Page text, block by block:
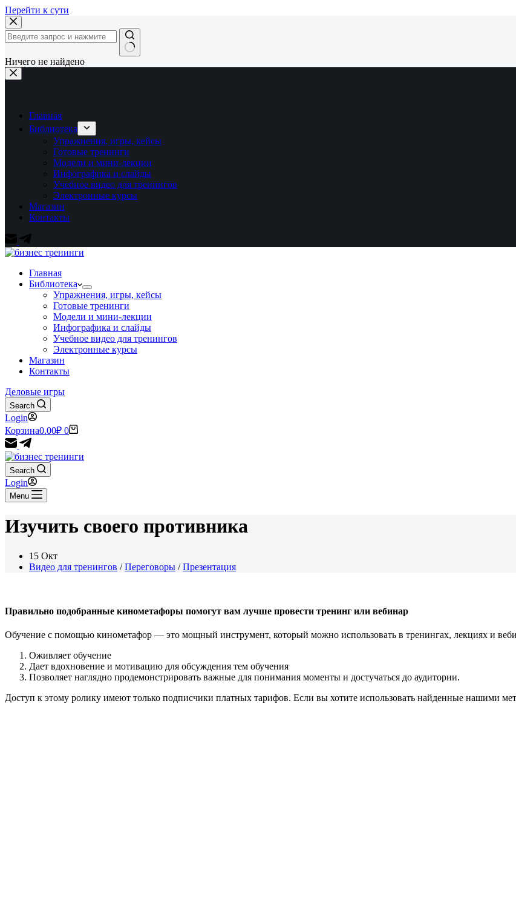
Перейти к сути
Ничего не найдено
Главная
Библиотека
Упражнения, игры, кейсы
Готовые тренинги
Модели и мини-лекции
Инфографика и слайды
Учебное видео для тренингов
Электронные курсы
Магазин
Контакты
Главная
Библиотека
Упражнения, игры, кейсы
Готовые тренинги
Модели и мини-лекции
Инфографика и слайды
Учебное видео для тренингов
Электронные курсы
Магазин
Контакты
Деловые игры
Search
Login
Корзина0.00₽ 0
Search
Login
Menu
Изучить своего противника
15 Окт
Видео для тренингов /Переговоры /Презентация
Правильно подобранные кинометафоры помогут вам лучше провести тренинг или вебинар
Обучение с помощью кинометафор — это мощный инструмент, который можно использовать в тренингах, лекциях и
Оживляет обучение
Дает вдохновение и мотивацию для обсуждения тем обучения
Позволяет наглядно продемонстрировать важные для понимания моменты и достучаться до аудитории.
Доступ к этому ролику имеют только подписчики платных тарифов. Если вы хотите использовать найденные нашими